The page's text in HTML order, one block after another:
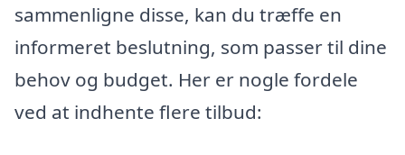
sammenligne disse, kan du træffe en
informeret beslutning, som passer til dine
behov og budget. Her er nogle fordele
ved at indhente flere tilbud: